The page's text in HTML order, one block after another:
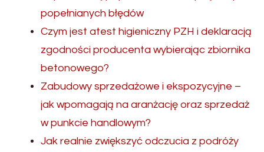
popełnianych błędów
Czym jest atest higieniczny PZH i deklaracją
zgodności producenta wybierając zbiornika
betonowego?
Zabudowy sprzedażowe i ekspozycyjne –
jak wpomagają na aranżację oraz sprzedaż
w punkcie handlowym?
Jak realnie zwiększyć odczucia z podróży